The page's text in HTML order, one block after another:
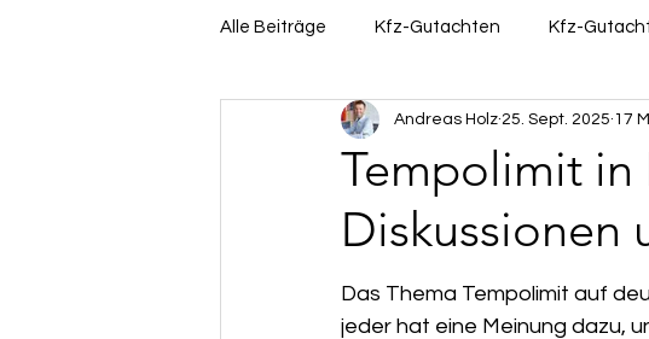
Alle Beiträge Kfz-Gutachten Kfz-
Unfallgutachten & Schadenshilfe
Oldtimer & Spezialfahrzeuge
Unser Service & Servicegebiet
Tempolimit in
Diskussionen
Andreas Holz 25. Sept. 2025 17
Das Thema Tempolimit auf
jeder hat eine Meinung dazu,